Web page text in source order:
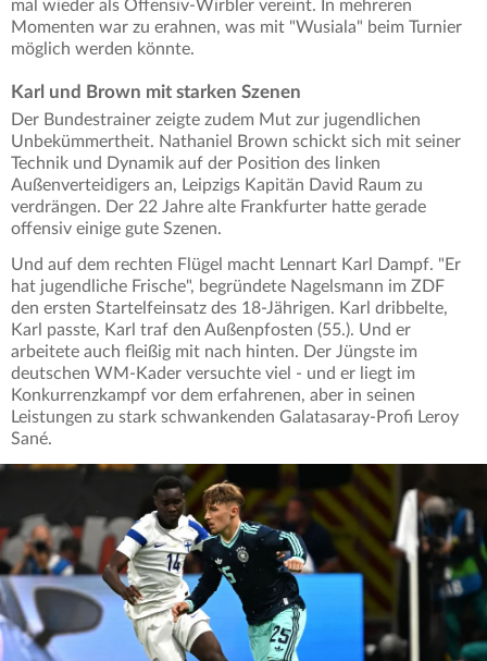
mal wieder als Offensiv-Wirbler vereint. In mehreren
Momenten war zu erahnen, was mit "Wusiala" beim Turnier
möglich werden könnte.
Karl und Brown mit starken Szenen
Der Bundestrainer zeigte zudem Mut zur jugendlichen
Unbekümmertheit. Nathaniel Brown schickt sich mit seiner
Technik und Dynamik auf der Position des linken
Außenverteidigers an, Leipzigs Kapitän David Raum zu
verdrängen. Der 22 Jahre alte Frankfurter hatte gerade
offensiv einige gute Szenen.
Und auf dem rechten Flügel macht Lennart Karl Dampf. "Er
hat jugendliche Frische", begründete Nagelsmann im ZDF
den ersten Startelfeinsatz des 18-Jährigen. Karl dribbelte,
Karl passte, Karl traf den Außenpfosten (55.). Und er
arbeitete auch fleißig mit nach hinten. Der Jüngste im
deutschen WM-Kader versuchte viel - und er liegt im
Konkurrenzkampf vor dem erfahrenen, aber in seinen
Leistungen zu stark schwankenden Galatasaray-Profi Leroy
Sané.